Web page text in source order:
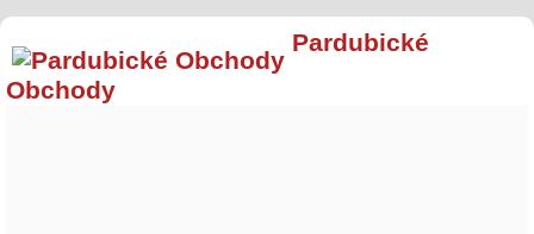
Pardubické
Obchody